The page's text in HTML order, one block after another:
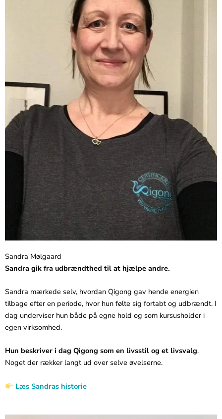
Sandra Mølgaard
Sandra gik fra udbrændthed til at hjælpe andre.
Sandra mærkede selv, hvordan Qigong gav hende energien
tilbage efter en periode, hvor hun følte sig fortabt og udbrændt. I
dag underviser hun både på egne hold og som kursusholder i
egen virksomhed.
Hun beskriver i dag Qigong som en livsstil og et livsvalg.
Noget der rækker langt ud over selve øvelserne.
Læs Sandras historie